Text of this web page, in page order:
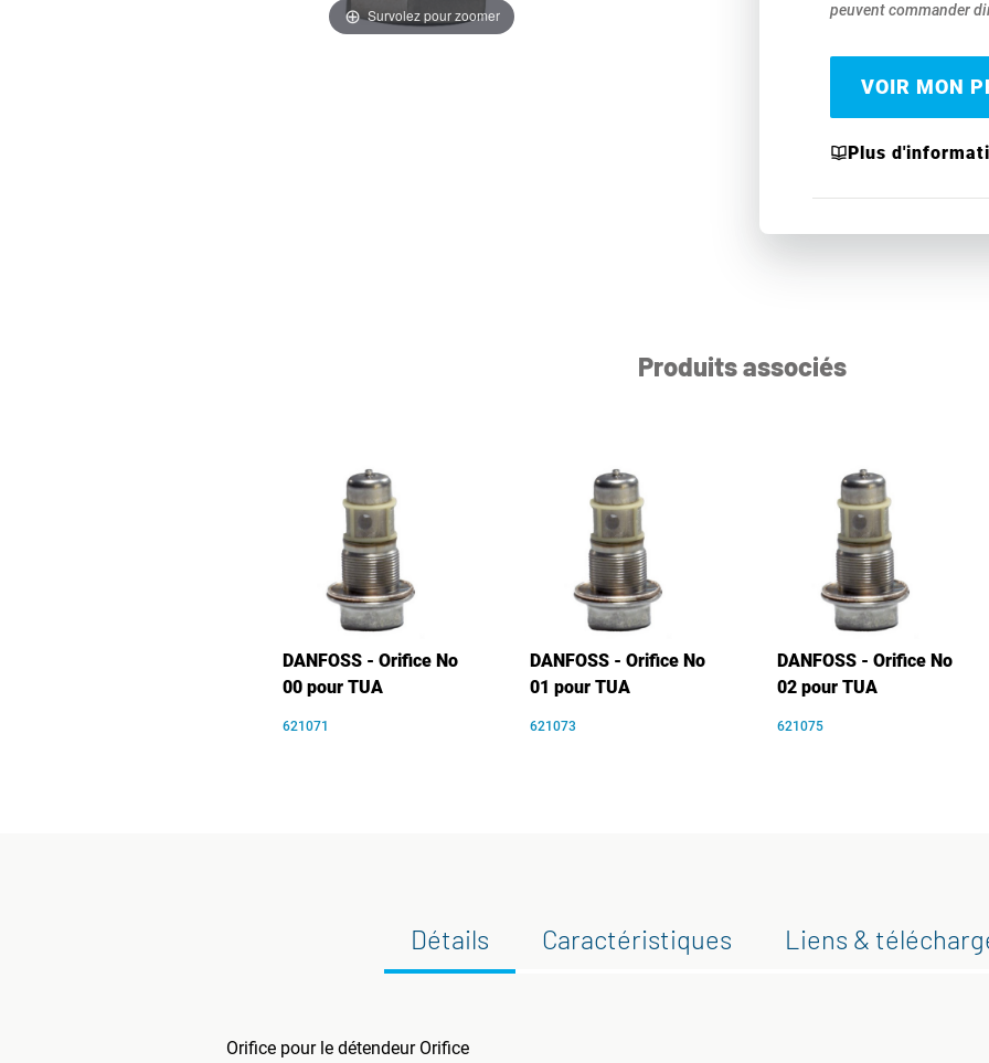
Survolez pour zoomer
peuvent commander
VOIR MON
Plus
Produits associés
DANFOSS - Orifice No
00 pour TUA
621071
DANFOSS - Orifice No
01 pour TUA
621073
DANFOSS - Orifice No
02 pour TUA
621075
Détails Caractéristiques Liens &
Orifice pour le détendeur Orifice